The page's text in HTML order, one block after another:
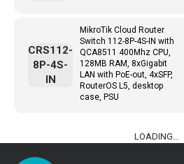
MikroTik Cloud Router
Switch 112-8P-4S-IN with
QCA8511 400Mhz CPU,
128MB RAM, 8xGigabit
LAN with PoE-out, 4xSFP,
RouterOS L5, desktop
case, PSU
CRS112-
8P-4S-
IN
LOADING...